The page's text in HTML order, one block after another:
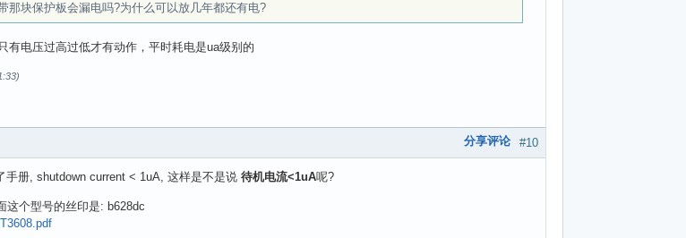
那块保护板会漏电吗?为什么可以放几年都还有电?
有电压过高过低才有动作，平时耗电是ua级别的
#10
分享评论
手册, shutdown current < 1uA, 这样是不是说 待机电流<1uA呢?
这个型号的丝印是: b628dc